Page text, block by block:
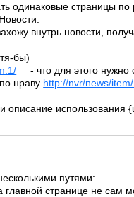
одинаковые страницы
внутрь новости,
бы)
- что для этого нужно
нраву http://nvr/news/
описание
путями:
главной странице не сам